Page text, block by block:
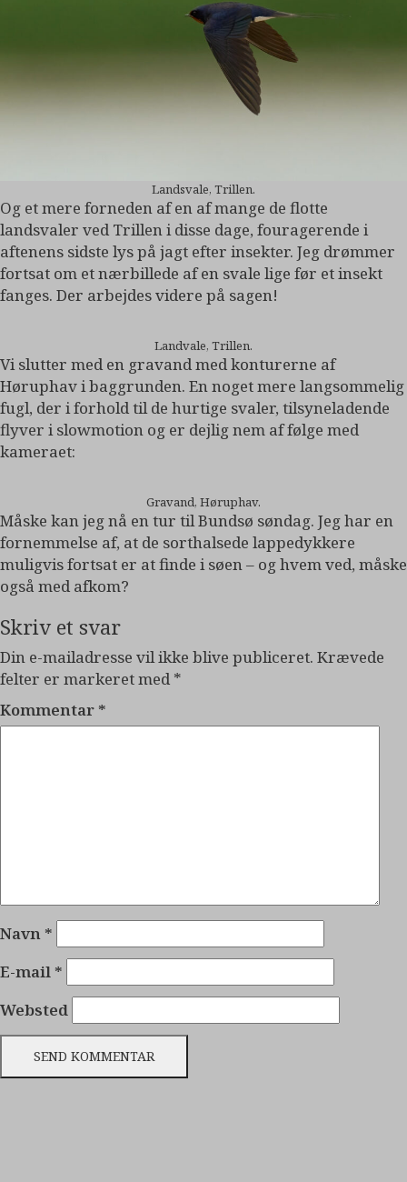
Landsvale, Trillen.
Og et mere forneden af en af mange de flotte
landsvaler ved Trillen i disse dage, fouragerende i
aftenens sidste lys på jagt efter insekter. Jeg drømmer
fortsat om et nærbillede af en svale lige før et insekt
fanges. Der arbejdes videre på sagen!
Landvale, Trillen.
Vi slutter med en gravand med konturerne af
Høruphav i baggrunden. En noget mere langsommelig
fugl, der i forhold til de hurtige svaler, tilsyneladende
flyver i slowmotion og er dejlig nem af følge med
kameraet:
Gravand, Høruphav.
Måske kan jeg nå en tur til Bundsø søndag. Jeg har en
fornemmelse af, at de sorthalsede lappedykkere
muligvis fortsat er at finde i søen – og hvem ved, måske
også med afkom?
Skriv et svar
Din e-mailadresse vil ikke blive publiceret. Krævede
felter er markeret med *
Kommentar *
Navn *
E-mail *
Websted